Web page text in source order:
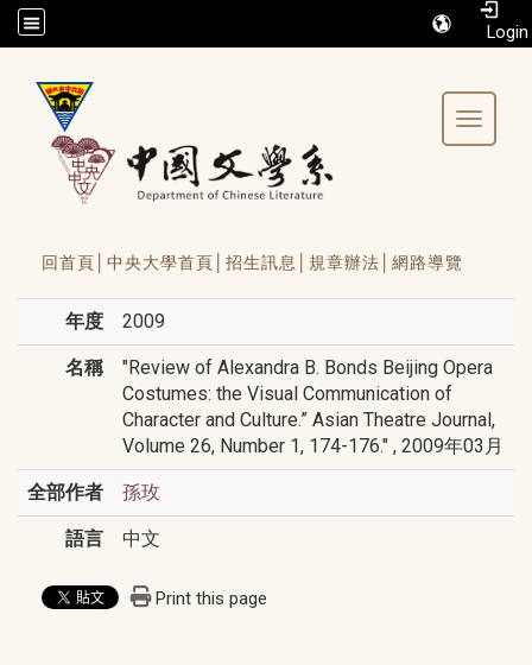
/accesskey"" title="Toolbar">:::
Toggle
回首頁│ 中央大學首頁│ 招生訊息│ 規章辦法│ 網路導覽
年度 2009
名稱
"Review of Alexandra B. Bonds Beijing Opera
Costumes: the Visual Communication of
Character and Culture.” Asian Theatre Journal,
Volume 26, Number 1, 174-176." , 2009年03月
全部作者 孫玫
語言 中文
Print this page